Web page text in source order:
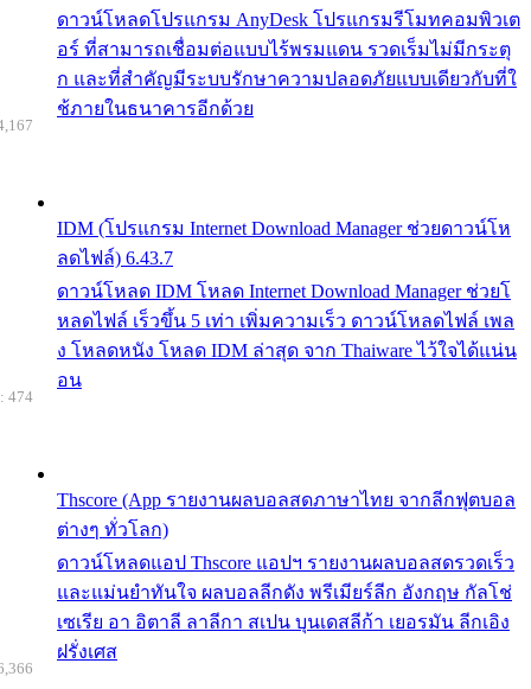
ดาวน์โหลดโปรแกรม AnyDesk โปรแกรมรีโมทคอมพิวเต
อร์ ที่สามารถเชื่อมต่อแบบไร้พรมแดน รวดเร็มไม่มีกระตุ
ก และที่สำคัญมีระบบรักษาความปลอดภัยแบบเดียวกับที่ใ
ช้ภายในธนาคารอีกด้วย
IDM (โปรแกรม Internet Download Manager ช่วยดาวน์โห
ลดไฟล์) 6.43.7
ดาวน์โหลด IDM โหลด Internet Download Manager ช่วยโ
หลดไฟล์ เร็วขึ้น 5 เท่า เพิ่มความเร็ว ดาวน์โหลดไฟล์ เพล
ง โหลดหนัง โหลด IDM ล่าสุด จาก Thaiware ไว้ใจได้แน่น
อน
Thscore (App รายงานผลบอลสดภาษาไทย จากลีกฟุตบอล
ต่างๆ ทั่วโลก)
ดาวน์โหลดแอป Thscore แอปฯ รายงานผลบอลสดรวดเร็ว
และแม่นยำทันใจ ผลบอลลีกดัง พรีเมียร์ลีก อังกฤษ กัลโช่
เซเรีย อา อิตาลี ลาลีกา สเปน บุนเดสลีก้า เยอรมัน ลีกเอิง
ฝรั่งเศส
474